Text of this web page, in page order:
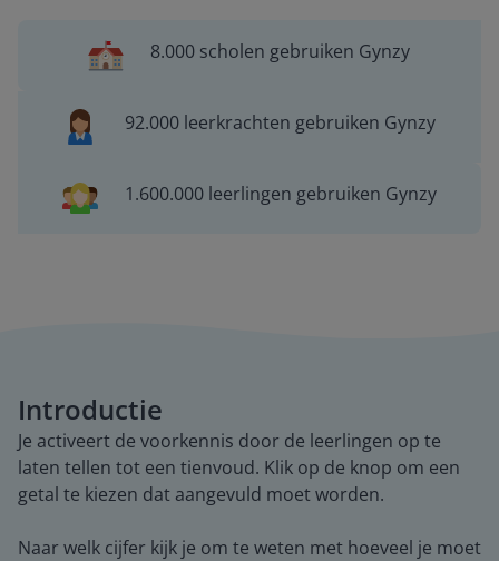
8.000 scholen gebruiken Gynzy
92.000 leerkrachten gebruiken Gynzy
1.600.000 leerlingen gebruiken Gynzy
Introductie
Je activeert de voorkennis door de leerlingen op te
laten tellen tot een tienvoud. Klik op de knop om een
getal te kiezen dat aangevuld moet worden.
Naar welk cijfer kijk je om te weten met hoeveel je moet